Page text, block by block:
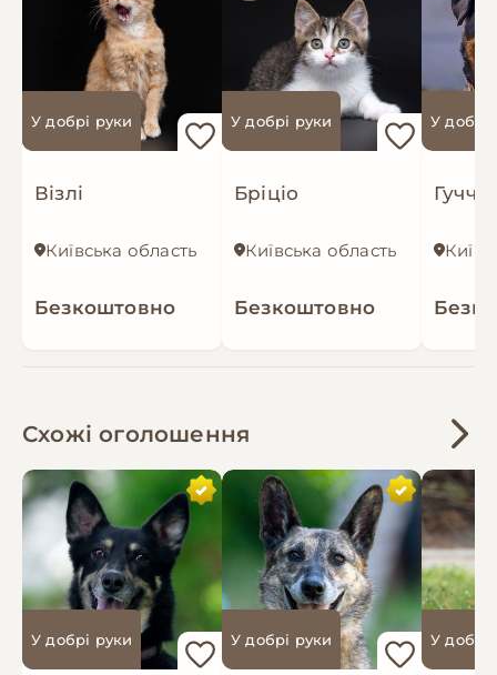
У добрі руки
Візлі
Київська область
Безкоштовно
У добрі руки
Бріціо
Київська область
Безкоштовно
У добрі
Гуччі
Схожі оголошення
У добрі руки У добрі руки У добрі